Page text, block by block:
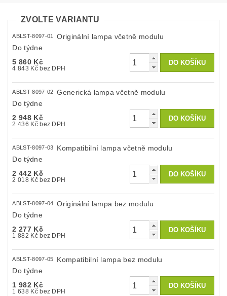
ZVOLTE VARIANTU
ABLST-8097-01
Originální lampa včetně modulu
Do týdne
5 860 Kč
4 843 Kč bez DPH
ABLST-8097-02
Generická lampa včetně modulu
Do týdne
2 948 Kč
2 436 Kč bez DPH
ABLST-8097-03
Kompatibilní lampa včetně modulu
Do týdne
2 442 Kč
2 018 Kč bez DPH
ABLST-8097-04
Originální lampa bez modulu
Do týdne
2 277 Kč
1 882 Kč bez DPH
ABLST-8097-05
Kompatibilní lampa bez modulu
Do týdne
1 982 Kč
1 638 Kč bez DPH